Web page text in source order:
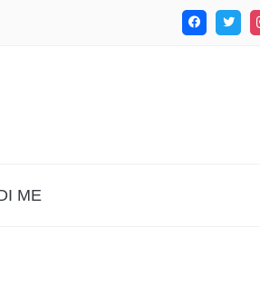
ME